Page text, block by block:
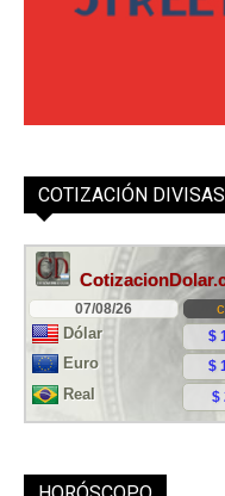
COTIZACIÓN DIVISAS